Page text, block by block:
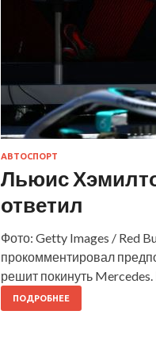
АВТОСПОРТ
Льюис
ответил
Фото: Getty Images / Red
прокомментировал
решит покинуть
ПОДРОБНЕЕ